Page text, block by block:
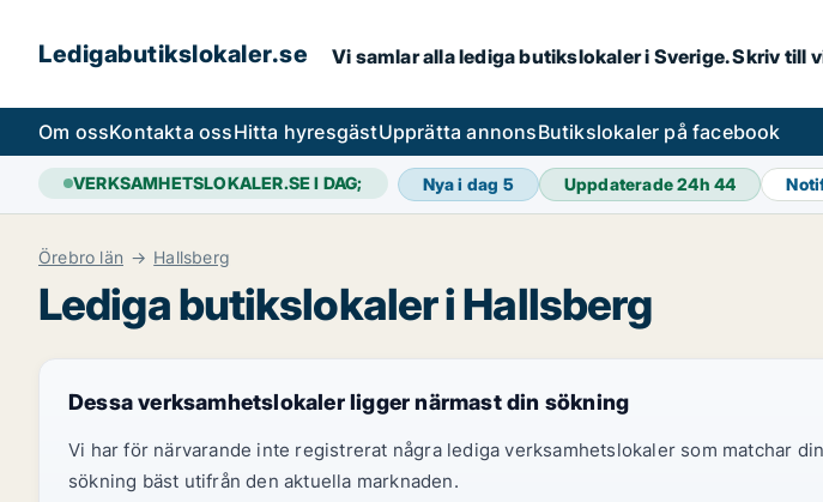
Ledigabutikslokaler.se Vi samlar alla lediga butikslokaler i Sverige. Skriv
Om ossKontakta ossHitta hyresgästUpprätta annonsButikslokaler på facebook
VERKSAMHETSLOKALER.SE I DAG; Nya i dag 5 Uppdaterade 24h44
Örebro län Hallsberg
Lediga butikslokaler i Hallsberg
Dessa verksamhetslokaler ligger närmast din sökning
Vi har för närvarande inte registrerat några lediga verksamhetslokaler som matchar
sökning bäst utifrån den aktuella marknaden.